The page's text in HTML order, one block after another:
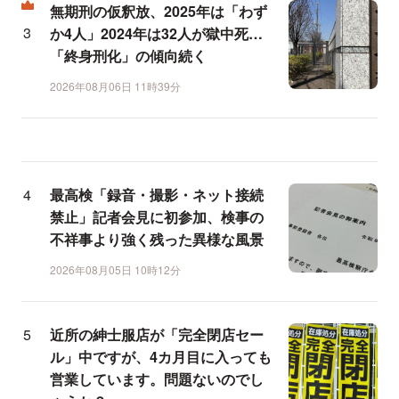
無期刑の仮釈放、2025年は「わず
か4人」2024年は32人が獄中死…
「終身刑化」の傾向続く
2026年08月06日 11時39分
最高検「録音・撮影・ネット接続
禁止」記者会見に初参加、検事の
不祥事より強く残った異様な風景
2026年08月05日 10時12分
近所の紳士服店が「完全閉店セー
ル」中ですが、4カ月目に入っても
営業しています。問題ないのでし